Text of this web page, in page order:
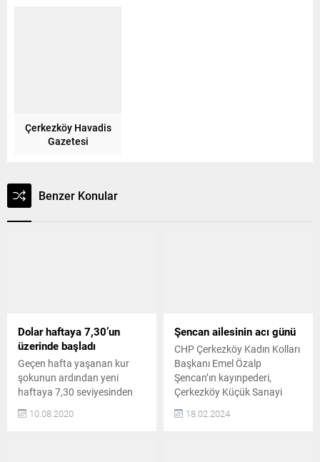
Çerkezköy Havadis
Gazetesi
Benzer Konular
Dolar haftaya 7,30’un
üzerinde başladı
Geçen hafta yaşanan kur
şokunun ardından yeni
haftaya 7,30 seviyesinden
başlayan Dolar/TL, saat
10:00 itibariyle 7,33
10.08.2020
Şencan ailesinin acı günü
CHP Çerkezköy Kadın Kolları
Başkanı Emel Özalp
Şencan’ın kayınpederi,
Çerkezköy Küçük Sanayi
Sitesi esnaflarından Tuncay
Şencan’ın babası Ahmet
18.02.2024